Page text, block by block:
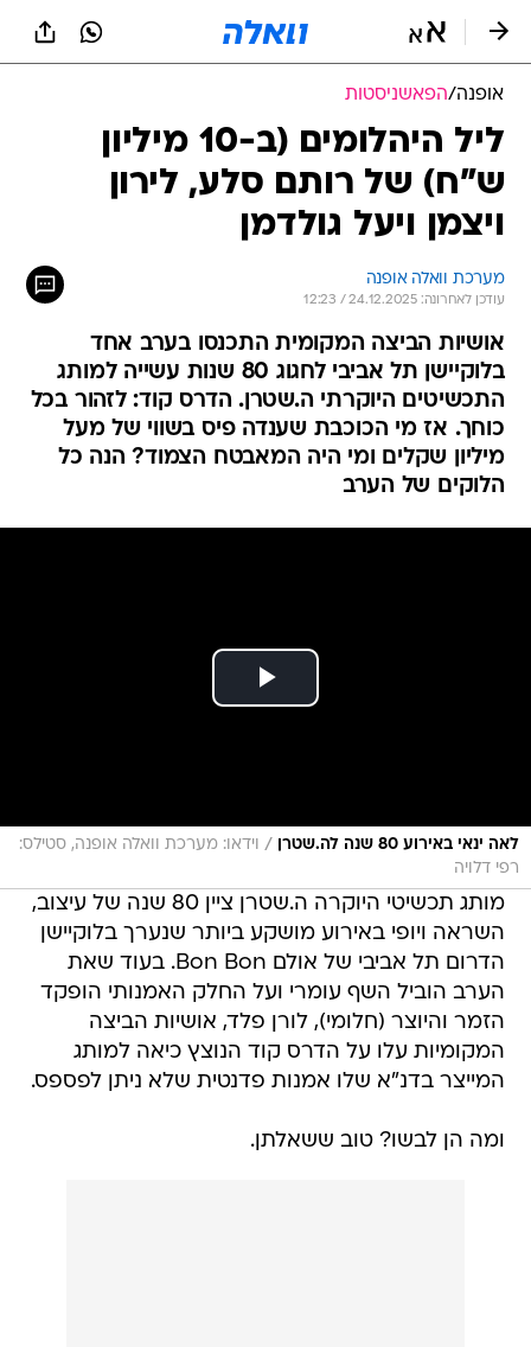
אופנה/הפאשניסטות
ליל היהלומים (ב-10 מיליון
ש"ח) של רותם סלע, לירון
ויצמן ויעל גולדמן
מערכת וואלה אופנה
עודכן לאחרונה: 24.12.2025 / 12:23
אושיות הביצה המקומית התכנסו בערב אחד
בלוקיישן תל אביבי לחגוג 80 שנות עשייה למותג
התכשיטים היוקרתי ה.שטרן. הדרס קוד: לזהור בכל
כוחך. אז מי הכוכבת שענדה פיס בשווי של מעל
מיליון שקלים ומי היה המאבטח הצמוד? הנה כל
הלוקים של הערב
לאה ינאי באירוע 80 שנה לה.שטרן /
וידאו: מערכת וואלה אופנה, סטילס:
רפי דלויה
מותג תכשיטי היוקרה ה.שטרן ציין 80 שנה של עיצוב,
השראה ויופי באירוע מושקע ביותר שנערך בלוקיישן
הדרום תל אביבי של אולם Bon Bon. בעוד שאת
הערב הוביל השף עומרי ועל החלק האמנותי הופקד
הזמר והיוצר (חלומי), לורן פלד, אושיות הביצה
המקומיות עלו על הדרס קוד הנוצץ כיאה למותג
המייצר בדנ"א שלו אמנות פדנטית שלא ניתן לפספס.
ומה הן לבשו? טוב ששאלתן.